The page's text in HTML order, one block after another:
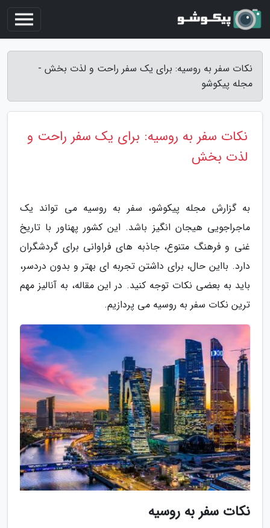
نکات سفر به روسیه: برای یک سفر راحت و لذت بخش -
مجله پیکوشو
نکات سفر به روسیه: برای یک سفر راحت و
لذت بخش
به گزارش مجله پیکوشو، سفر به روسیه می تواند یک
ماجراجویی هیجان انگیز باشد. این کشور پهناور با تاریخ
غنی و فرهنگ متنوع، جاذبه های فراوانی برای گردشگران
دارد. بااین حال، برای داشتن تجربه ای بهتر و بدون دردسر،
باید به بعضی نکات توجه کنید. در این مقاله، به آنالیز مهم
ترین نکات سفر به روسیه می پردازیم.
نکات سفر به روسیه